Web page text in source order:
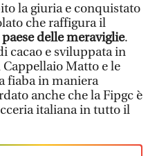
la giuria e conquistato
che raffigura il
delle meraviglie.
cacao e sviluppata in
Matto e le
fiaba in maniera
anche che la Fipgc è
italiana in tutto il